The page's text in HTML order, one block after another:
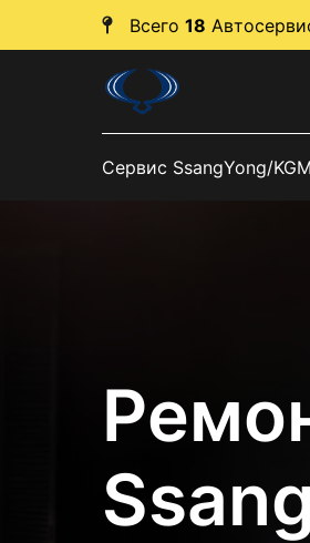
Всего 18
Сервис SsangYong/KGM